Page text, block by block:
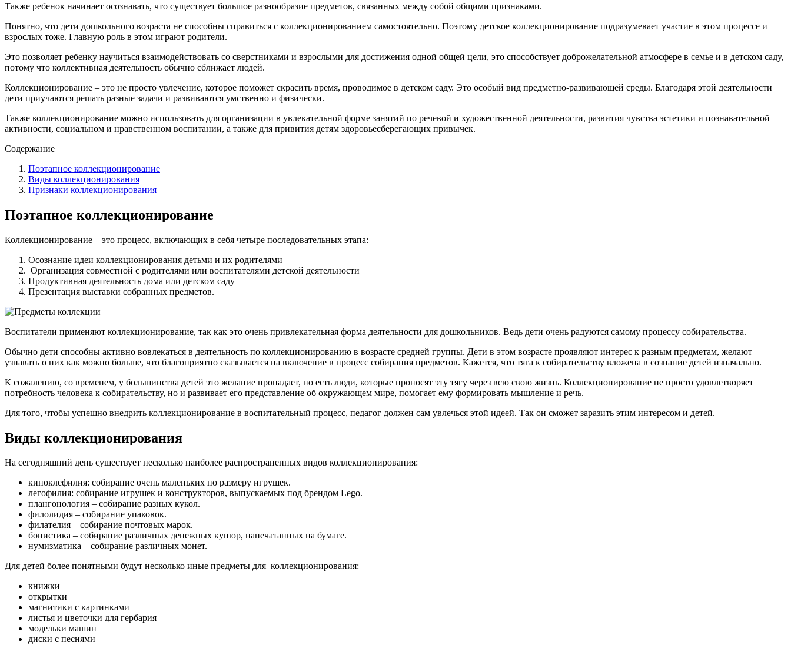
Также ребенок начинает осознавать, что существует большое разнообразие предметов, связанных между собой общими признаками.
Понятно, что дети дошкольного возраста не способны справиться с коллекционированием самостоятельно. Поэтому детское коллекционирование подразумевает участие в этом процессе и
взрослых тоже. Главную роль в этом играют родители.
Это позволяет ребенку научиться взаимодействовать со сверстниками и взрослыми для достижения одной общей цели, это способствует доброжелательной атмосфере в семье и в детском саду,
потому что коллективная деятельность обычно сближает людей.
Коллекционирование – это не просто увлечение, которое поможет скрасить время, проводимое в детском саду. Это особый вид предметно-развивающей среды. Благодаря этой деятельности
дети приучаются решать разные задачи и развиваются умственно и физически.
Также коллекционирование можно использовать для организации в увлекательной форме занятий по речевой и художественной деятельности, развития чувства эстетики и познавательной
активности, социальном и нравственном воспитании, а также для привития детям здоровьесберегающих привычек.
Содержание
Поэтапное коллекционирование
Виды коллекционирования
Признаки коллекционирования
Поэтапное коллекционирование
Коллекционирование – это процесс, включающих в себя четыре последовательных этапа:
Осознание идеи коллекционирования детьми и их родителями
Организация совместной с родителями или воспитателями детской деятельности
Продуктивная деятельность дома или детском саду
Презентация выставки собранных предметов.
Воспитатели применяют коллекционирование, так как это очень привлекательная форма деятельности для дошкольников. Ведь дети очень радуются самому процессу собирательства.
Обычно дети способны активно вовлекаться в деятельность по коллекционированию в возрасте средней группы. Дети в этом возрасте проявляют интерес к разным предметам, желают
узнавать о них как можно больше, что благоприятно сказывается на включение в процесс собирания предметов. Кажется, что тяга к собирательству вложена в сознание детей изначально.
К сожалению, со временем, у большинства детей это желание пропадает, но есть люди, которые проносят эту тягу через всю свою жизнь. Коллекционирование не просто удовлетворяет
потребность человека к собирательству, но и развивает его представление об окружающем мире, помогает ему формировать мышление и речь.
Для того, чтобы успешно внедрить коллекционирование в воспитательный процесс, педагог должен сам увлечься этой идеей. Так он сможет заразить этим интересом и детей.
Виды коллекционирования
На сегодняшний день существует несколько наиболее распространенных видов коллекционирования:
киноклефилия: собирание очень маленьких по размеру игрушек.
легофилия: собирание игрушек и конструкторов, выпускаемых под брендом Lego.
плангонология – собирание разных кукол.
филолидия – собирание упаковок.
филателия – собирание почтовых марок.
бонистика – собирание различных денежных купюр, напечатанных на бумаге.
нумизматика – собирание различных монет.
Для детей более понятными будут несколько иные предметы для коллекционирования:
книжки
открытки
магнитики с картинками
листья и цветочки для гербария
модельки машин
диски с песнями